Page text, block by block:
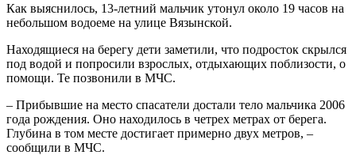
Как выяснилось, 13-летний мальчик утонул около 19 часов на
небольшом водоеме на улице Вязынской.
Находящиеся на берегу дети заметили, что подросток скрылся
под водой и попросили взрослых, отдыхающих поблизости, о
помощи. Те позвонили в МЧС.
– Прибывшие на место спасатели достали тело мальчика 2006
года рождения. Оно находилось в четрех метрах от берега.
Глубина в том месте достигает примерно двух метров, –
сообщили в МЧС.